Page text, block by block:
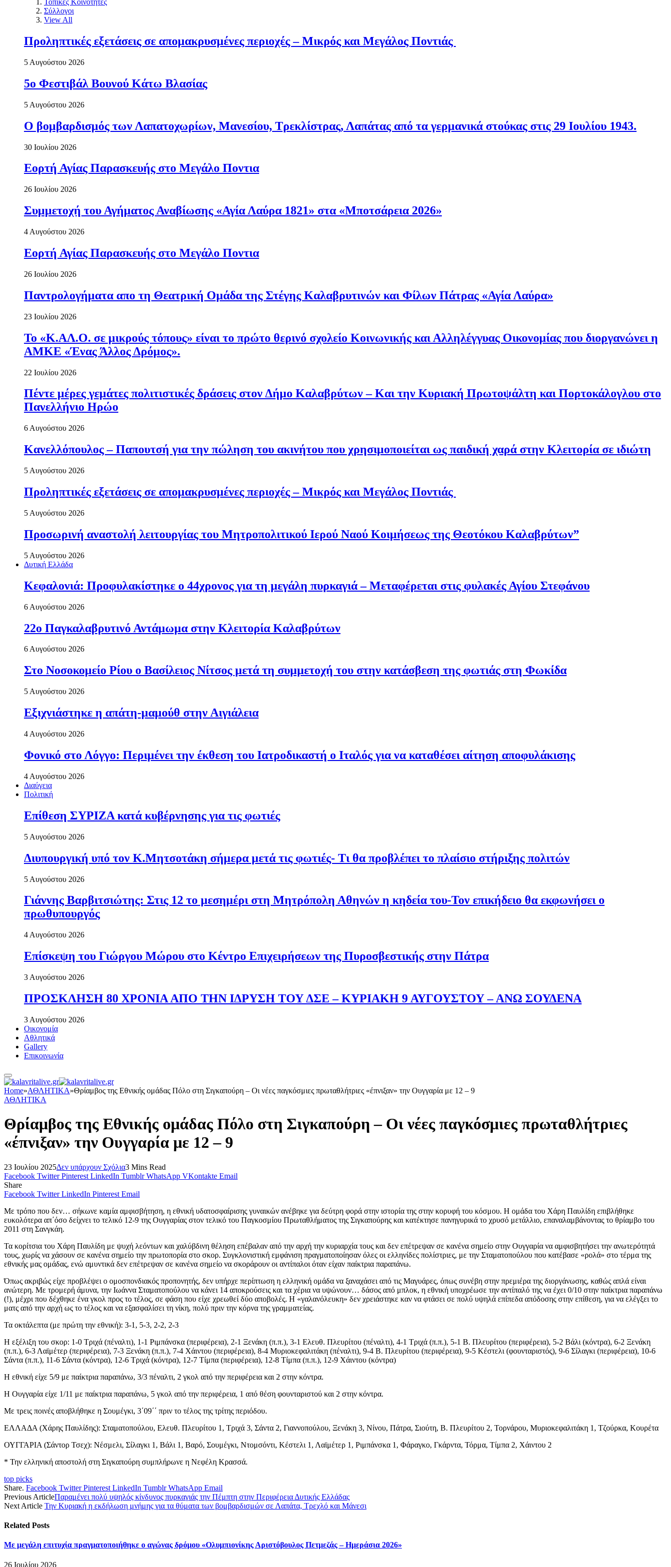
Τοπικές Κοινότητες
Σύλλογοι
View All
Προληπτικές εξετάσεις σε απομακρυσμένες περιοχές – Μικρός και Μεγάλος Ποντιάς
5 Αυγούστου 2026
5ο Φεστιβάλ Βουνού Κάτω Βλασίας
5 Αυγούστου 2026
Ο βομβαρδισμός των Λαπατοχωρίων, Μανεσίου, Τρεκλίστρας, Λαπάτας από τα γερμανικά στούκας στις 29 Ιουλίου 1943.
30 Ιουλίου 2026
Εορτή Αγίας Παρασκευής στο Μεγάλο Ποντια
26 Ιουλίου 2026
Συμμετοχή του Αγήματος Αναβίωσης «Αγία Λαύρα 1821» στα «Μποτσάρεια 2026»
4 Αυγούστου 2026
Εορτή Αγίας Παρασκευής στο Μεγάλο Ποντια
26 Ιουλίου 2026
Παντρολογήματα απο τη Θεατρική Ομάδα της Στέγης Καλαβρυτινών και Φίλων Πάτρας «Αγία Λαύρα»
23 Ιουλίου 2026
Το «Κ.ΑΛ.Ο. σε μικρούς τόπους» είναι το πρώτο θερινό σχολείο Κοινωνικής και Αλληλέγγυας Οικονομίας που διοργανώνει η
ΑΜΚΕ «Ένας Άλλος Δρόμος».
22 Ιουλίου 2026
Πέντε μέρες γεμάτες πολιτιστικές δράσεις στον Δήμο Καλαβρύτων – Και την Κυριακή Πρωτοψάλτη και Πορτοκάλογλου στο
Πανελλήνιο Ηρώο
6 Αυγούστου 2026
Κανελλόπουλος – Παπουτσή για την πώληση του ακινήτου που χρησιμοποιείται ως παιδική χαρά στην Κλειτορία σε ιδιώτη
5 Αυγούστου 2026
Προληπτικές εξετάσεις σε απομακρυσμένες περιοχές – Μικρός και Μεγάλος Ποντιάς
5 Αυγούστου 2026
Προσωρινή αναστολή λειτουργίας του Μητροπολιτικού Ιερού Ναού Κοιμήσεως της Θεοτόκου Καλαβρύτων”
5 Αυγούστου 2026
Δυτική Ελλάδα
Κεφαλονιά: Προφυλακίστηκε ο 44χρονος για τη μεγάλη πυρκαγιά – Μεταφέρεται στις φυλακές Αγίου Στεφάνου
6 Αυγούστου 2026
22ο Παγκαλαβρυτινό Αντάμωμα στην Κλειτορία Καλαβρύτων
6 Αυγούστου 2026
Στο Νοσοκομείο Ρίου ο Βασίλειος Νίτσος μετά τη συμμετοχή του στην κατάσβεση της φωτιάς στη Φωκίδα
5 Αυγούστου 2026
Εξιχνιάστηκε η απάτη-μαμούθ στην Αιγιάλεια
4 Αυγούστου 2026
Φονικό στο Λόγγο: Περιµένει την έκθεση του Ιατροδικαστή ο Ιταλός για να καταθέσει αίτηση αποφυλάκισης
4 Αυγούστου 2026
Διαύγεια
Πολιτική
Επίθεση ΣΥΡΙΖΑ κατά κυβέρνησης για τις φωτιές
5 Αυγούστου 2026
Διυπουργική υπό τον Κ.Μητσοτάκη σήμερα μετά τις φωτιές- Τι θα προβλέπει το πλαίσιο στήριξης πολιτών
5 Αυγούστου 2026
Γιάννης Βαρβιτσιώτης: Στις 12 το μεσημέρι στη Μητρόπολη Αθηνών η κηδεία του-Τον επικήδειο θα εκφωνήσει ο
πρωθυπουργός
4 Αυγούστου 2026
Επίσκεψη του Γιώργου Μώρου στο Κέντρο Επιχειρήσεων της Πυροσβεστικής στην Πάτρα
3 Αυγούστου 2026
ΠΡΟΣΚΛΗΣΗ 80 ΧΡΟΝΙΑ ΑΠΟ ΤΗΝ ΙΔΡΥΣΗ ΤΟΥ ΔΣΕ – ΚΥΡΙΑΚΗ 9 ΑΥΓΟΥΣΤΟΥ – ΑΝΩ ΣΟΥΔΕΝΑ
3 Αυγούστου 2026
Οικονομία
Αθλητικά
Gallery
Επικοινωνία
Home»ΑΘΛΗΤΙΚΑ»Θρίαμβος της Εθνικής ομάδας Πόλο στη Σιγκαπούρη – Οι νέες παγκόσμιες πρωταθλήτριες «έπνιξαν» την Ουγγαρία με 12 – 9
ΑΘΛΗΤΙΚΑ
Θρίαμβος της Εθνικής ομάδας Πόλο στη Σιγκαπούρη – Οι νέες παγκόσμιες πρωταθλήτριες
«έπνιξαν» την Ουγγαρία με 12 – 9
23 Ιουλίου 2025Δεν υπάρχουν Σχόλια3 Mins Read
Facebook Twitter Pinterest LinkedIn Tumblr WhatsApp VKontakte Email
Share
Facebook Twitter LinkedIn Pinterest Email
Με τρόπο που δεν… σήκωνε καμία αμφισβήτηση, η εθνική υδατοσφαίρισης γυναικών ανέβηκε για δεύτρη φορά στην ιστορία της στην κορυφή του κόσμου. Η ομάδα του Χάρη Παυλίδη επιβλήθηκε
ευκολότερα απ΄όσο δείχνει το τελικό 12-9 της Ουγγαρίας στον τελικό του Παγκοσμίου Πρωταθλήματος της Σιγκαπούρης και κατέκτησε πανηγυρικά το χρυσό μετάλλιο, επαναλαμβάνοντας το θρίαμβο του
2011 στη Σανγκάη.
Τα κορίτσια του Χάρη Παυλίδη με ψυχή λεόντων και χαλύβδινη θέληση επέβαλαν από την αρχή την κυριαρχία τους και δεν επέτρεψαν σε κανένα σημείο στην Ουγγαρία να αμφισβητήσει την ανωτερότητά
τους, χωρίς να χάσουν σε κανένα σημείο την πρωτοπορία στο σκορ. Συγκλονιστική εμφάνιση πραγματοποίησαν όλες οι ελληνίδες πολίστριες, με την Σταματοπούλου που κατέβασε «ρολά» στο τέρμα της
εθνικής μας ομάδας, ενώ αμυντικά δεν επέτρεψαν σε κανένα σημείο να σκοράρουν οι αντίπαλοι όταν είχαν παίκτρια παραπάνω.
Όπως ακριβώς είχε προβλέψει ο ομοσπονδιακός προπονητής, δεν υπήρχε περίπτωση η ελληνική ομάδα να ξαναχάσει από τις Μαγυάρες, όπως συνέβη στην πρεμιέρα της διοργάνωσης, καθώς απλά είναι
ανώτερη. Με τρομερή άμυνα, την Ιωάννα Σταματοπούλου να κάνει 14 αποκρούσεις και τα χέρια να υψώνουν… δάσος από μπλοκ, η εθνική υποχρέωσε την αντίπαλό της να έχει 0/10 στην παίκτρια παραπάνω
(!), μέχρι που δέχθηκε ένα γκολ προς το τέλος, σε φάση που είχε χρεωθεί δύο αποβολές. Η «γαλανόλευκη» δεν χρειάστηκε καν να φτάσει σε πολύ υψηλά επίπεδα απόδοσης στην επίθεση, για να ελέγξει το
ματς από την αρχή ως το τέλος και να εξασφαλίσει τη νίκη, πολύ πριν την κόρνα της γραμματείας.
Τα οκτάλεπτα (με πρώτη την εθνική): 3-1, 5-3, 2-2, 2-3
Η εξέλιξη του σκορ: 1-0 Τριχά (πέναλτι), 1-1 Ριμπάνσκα (περιφέρεια), 2-1 Ξενάκη (π.π.), 3-1 Ελευθ. Πλευρίτου (πέναλτι), 4-1 Τριχά (π.π.), 5-1 Β. Πλευρίτου (περιφέρεια), 5-2 Βάλι (κόντρα), 6-2 Ξενάκη
(π.π.), 6-3 Λαϊμέτερ (περιφέρεια), 7-3 Ξενάκη (π.π.), 7-4 Χάιντου (περιφέρεια), 8-4 Μυριοκεφαλιτάκη (πέναλτι), 9-4 Β. Πλευρίτου (περιφέρεια), 9-5 Κέστελι (φουνταριστός), 9-6 Σίλαγκι (περιφέρεια), 10-6
Σάντα (π.π.), 11-6 Σάντα (κόντρα), 12-6 Τριχά (κόντρα), 12-7 Τίμπα (περιφέρεια), 12-8 Τίμπα (π.π.), 12-9 Χάιντου (κόντρα)
Η εθνική είχε 5/9 με παίκτρια παραπάνω, 3/3 πέναλτι, 2 γκολ από την περιφέρεια και 2 στην κόντρα.
Η Ουγγαρία είχε 1/11 με παίκτρια παραπάνω, 5 γκολ από την περιφέρεια, 1 από θέση φουνταριστού και 2 στην κόντρα.
Με τρεις ποινές αποβλήθηκε η Σουμέγκι, 3΄09΄΄ πριν το τέλος της τρίτης περιόδου.
ΕΛΛΑΔΑ (Χάρης Παυλίδης): Σταματοπούλου, Ελευθ. Πλευρίτου 1, Τριχά 3, Σάντα 2, Γιαννοπούλου, Ξενάκη 3, Νίνου, Πάτρα, Σιούτη, Β. Πλευρίτου 2, Τορνάρου, Μυριοκεφαλιτάκη 1, Τζούρκα, Κουρέτα
ΟΥΓΓΑΡΙΑ (Σάντορ Τσεχ): Νέσμελι, Σίλαγκι 1, Βάλι 1, Βαρό, Σουμέγκι, Ντομσόντι, Κέστελι 1, Λαϊμέτερ 1, Ριμπάνσκα 1, Φάραγκο, Γκάρντα, Τόρμα, Τίμπα 2, Χάιντου 2
* Την ελληνική αποστολή στη Σιγκαπούρη συμπλήρωνε η Νεφέλη Κρασσά.
top picks
Share. Facebook Twitter Pinterest LinkedIn Tumblr WhatsApp Email
Previous ArticleΠαραμένει πολύ υψηλός κίνδυνος πυρκαγιάς την Πέμπτη στην Περιφέρεια Δυτικής Ελλάδας
Next Article Την Κυριακή η εκδήλωση μνήμης για τα θύματα των βομβαρδισμών σε Λαπάτα, Τρεχλό και Μάνεσι
Related Posts
Με μεγάλη επιτυχία πραγματοποιήθηκε ο αγώνας δρόμου «Ολυμπιονίκης Αριστόβουλος Πετμεζάς – Ημεράσια 2026»
26 Ιουλίου 2026